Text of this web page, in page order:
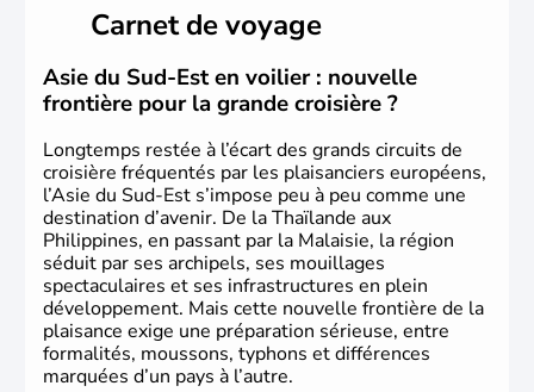
constituent son territoire. C'est l'un des « tigres » de la
région, passant en quelques années de « pays en voie de
développement » à « pays développé », riche de ses 27
millions d'habitants. La religion dominante est l'Islam.
Carnet de voyage
Asie du Sud-Est en voilier : nouvelle
frontière pour la grande croisière ?
Longtemps restée à l’écart des grands circuits de
croisière fréquentés par les plaisanciers européens,
l’Asie du Sud-Est s’impose peu à peu comme une
destination d’avenir. De la Thaïlande aux
Philippines, en passant par la Malaisie, la région
séduit par ses archipels, ses mouillages
spectaculaires et ses infrastructures en plein
développement. Mais cette nouvelle frontière de la
plaisance exige une préparation sérieuse, entre
formalités, moussons, typhons et différences
marquées d’un pays à l’autre.